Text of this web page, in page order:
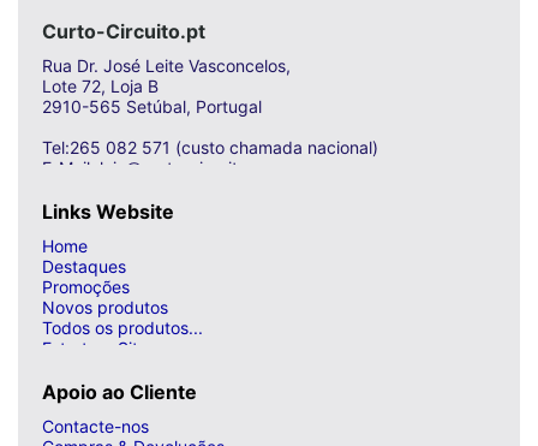
Curto-Circuito.pt
Rua Dr. José Leite Vasconcelos,
Lote 72, Loja B
2910-565 Setúbal, Portugal
Tel:265 082 571 (custo chamada nacional)
E-Mail: loja@curto-circuito.com
Links Website
Home
Destaques
Promoções
Novos produtos
Todos os produtos...
Estrutura Site
Apoio ao Cliente
Contacte-nos